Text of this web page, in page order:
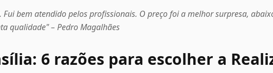
bem atendido pelos profissionais. O preço foi a melhor surpresa,
qualidade" – Pedro Magalhães
6 razões para escolher a